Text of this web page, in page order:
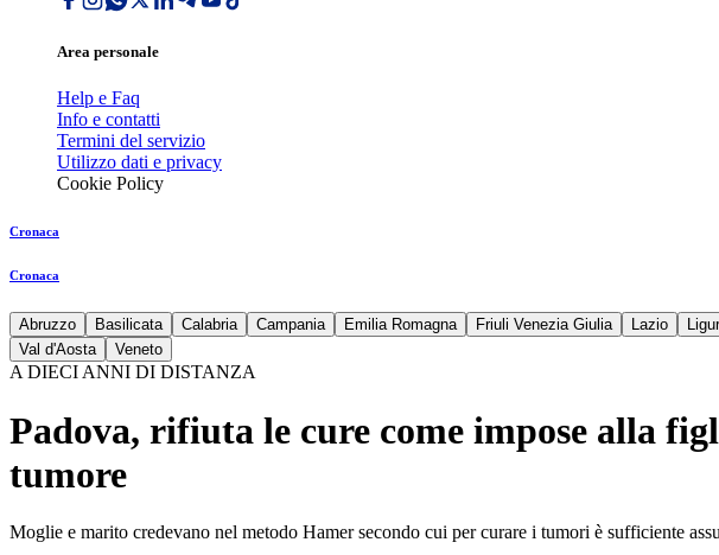
Area personale
Help e Faq
Info e contatti
Termini del servizio
Utilizzo dati e privacy
Cookie Policy
Cronaca
Cronaca
Abruzzo Basilicata Calabria Campania Emilia Romagna Friuli Venezia Giulia Lazio
Val d'Aosta
Veneto
A DIECI ANNI DI DISTANZA
Padova, rifiuta le cure come impose alla
tumore
Moglie e marito credevano nel metodo Hamer secondo cui per curare i tumori è sufficiente